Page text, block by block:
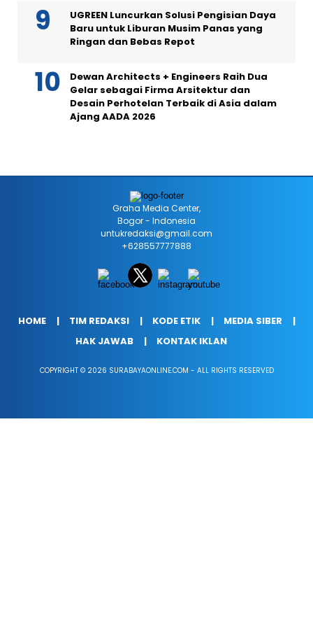
UGREEN Luncurkan Solusi Pengisian Daya
Baru untuk Liburan Musim Panas yang
Ringan dan Bebas Repot
Dewan Architects + Engineers Raih Dua
Gelar sebagai Firma Arsitektur dan
Desain Perhotelan Terbaik di Asia dalam
Ajang AADA 2026
Graha Media Center,
Bogor - Indonesia
untukredaksi@gmail.com
+628557777888
HOME TIM REDAKSI KODE ETIK
MEDIA SIBER
HAK JAWAB
KONTAK IKLAN
COPYRIGHT © 2026 SURABAYAONLINE.COM - ALL RIGHTS RESERVED